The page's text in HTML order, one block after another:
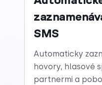
SMS
Automaticky
hovory, hlasové
partnermi a